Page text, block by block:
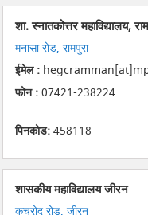
शा. स्नातकोत्तर महाविद्यालय,
मनासा रोड, रामपुरा
ईमेल :
फोन :07421-238224
पिनकोड:458118
शासकीय महाविद्यालय जीरन
कुचरोद रोड, जीरन